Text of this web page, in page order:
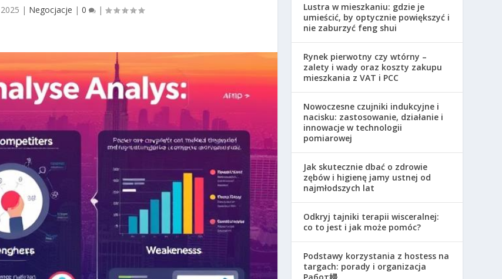
| Negocjacje |0 |
Lustra w mieszkaniu: gdzie je
umieścić, by optycznie powiększyć i
nie zaburzyć feng shui
Rynek pierwotny czy wtórny –
zalety i wady oraz koszty zakupu
mieszkania z VAT i PCC
Nowoczesne czujniki indukcyjne i
nacisku: zastosowanie, działanie i
innowacje w technologii
pomiarowej
Jak skutecznie dbać o zdrowie
zębów i higienę jamy ustnej od
najmłodszych lat
Odkryj tajniki terapii wisceralnej:
co to jest i jak może pomóc?
Podstawy korzystania z hostess na
targach: porady i organizacja